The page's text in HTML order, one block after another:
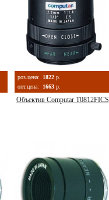
роз.цена: 1822 р.
опт.цена:
1663 р.
Объектив Computar T0812FICS